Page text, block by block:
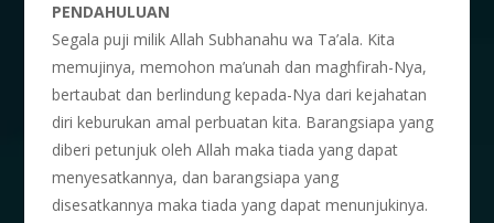
PENDAHULUAN
Segala puji milik Allah Subhanahu wa Ta’ala. Kita
memujinya, memohon ma’unah dan maghfirah-Nya,
bertaubat dan berlindung kepada-Nya dari kejahatan
diri keburukan amal perbuatan kita. Barangsiapa yang
diberi petunjuk oleh Allah maka tiada yang dapat
menyesatkannya, dan barangsiapa yang
disesatkannya maka tiada yang dapat menunjukinya.